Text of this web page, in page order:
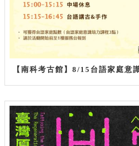
【南科考古館】8/15台語家庭意